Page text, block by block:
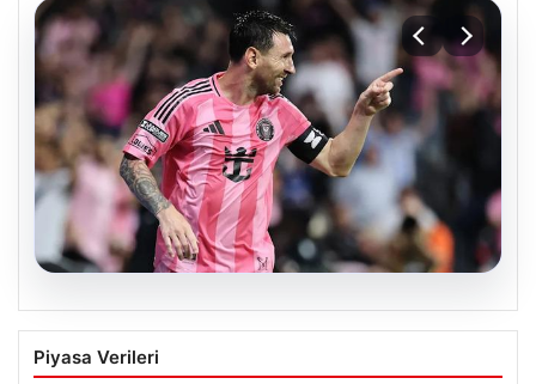
06.08.2026
Dünya Kupası sonrası da durmuyor!
Messi yapacağını yaptı
Piyasa Verileri